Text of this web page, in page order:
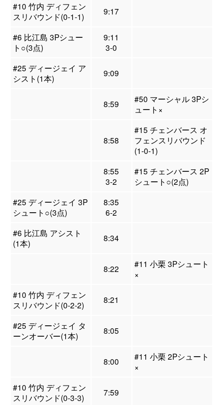
#10 竹内 ディフェン
スリバウンド(0-1-1)
9:17
#6 比江島 3Pシュー
ト○(3点)
9:11
3-0
#25 ディージェイ ア
シスト(1本)
9:09
8:59
#50 マーシャル 3Pシ
ュート×
8:58
#15 チェンバース オ
フェンスリバウンド
(1-0-1)
8:55
3-2
#15 チェンバース 2P
シュート○(2点)
#25 ディージェイ 3P
シュート○(3点)
8:35
6-2
#6 比江島 アシスト
(1本)
8:34
8:22
#11 小栗 3Pシュート
×
#10 竹内 ディフェン
スリバウンド(0-2-2)
8:21
#25 ディージェイ タ
ーンオーバー(1本)
8:05
8:00
#11 小栗 2Pシュート
×
#10 竹内 ディフェン
スリバウンド(0-3-3)
7:59